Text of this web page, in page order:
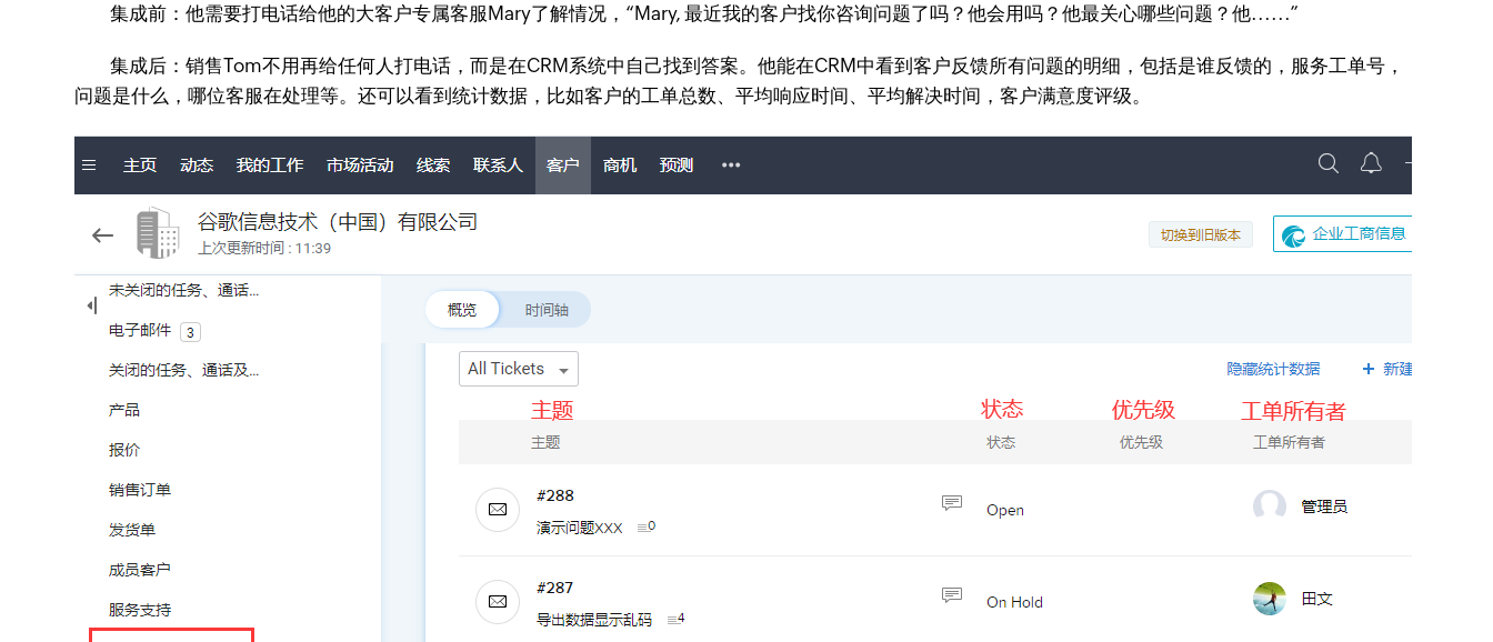
集成前：他需要打电话给他的大客户专属客服Mary了解情况，“Mary, 最近我的客户找你咨询问题了吗？他会用吗？他最关心哪些问题？他......”
集成后：销售Tom不用再给任何人打电话，而是在CRM系统中自己找到答案。他能在CRM中看到客户反馈所有问题的明细，包括是谁反馈的，服务工单号，
问题是什么，哪位客服在处理等。还可以看到统计数据，比如客户的工单总数、平均响应时间、平均解决时间，客户满意度评级。